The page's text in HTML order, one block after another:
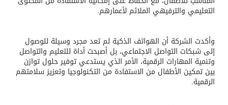
التعليمي والترفيهي الملائم لأعمارهم.
وأكدت الشركة أن الهواتف الذكية لم تعد مجرد وسيلة للوصول
إلى شبكات التواصل الاجتماعي، بل أصبحت أداة للتعليم والتواصل
وتنمية المهارات الرقمية، الأمر الذي يستدعي توفير حلول توازن
بين تمكين الأطفال من الاستفادة من التكنولوجيا وتعزيز سلامتهم
الرقمية.